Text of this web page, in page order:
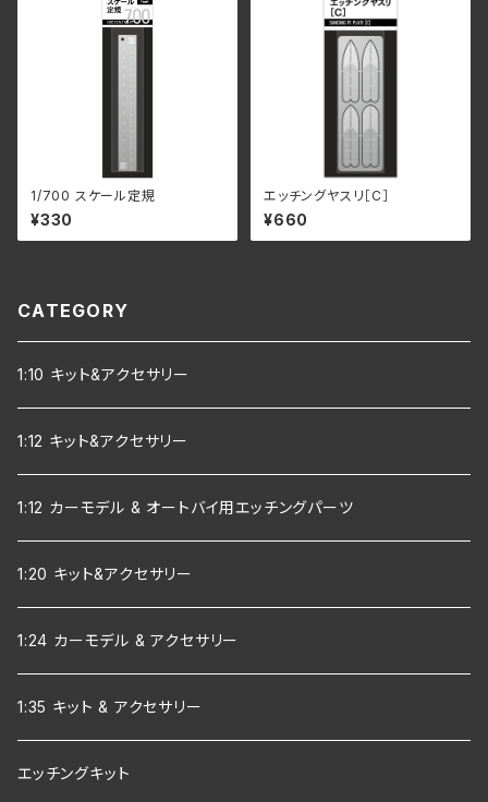
1/700 スケール定規
¥330
エッチングヤスリ［C］
¥660
CATEGORY
1:10 キット&アクセサリー
1:12 キット&アクセサリー
1:12 カーモデル & オートバイ用エッチングパーツ
1:20 キット&アクセサリー
1:24 カーモデル & アクセサリー
1:35 キット & アクセサリー
エッチングキット